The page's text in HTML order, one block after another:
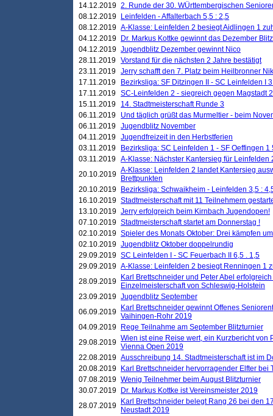
14.12.2019 2. Runde der 30. WÜrttembergischen
08.12.2019
Leinfelden - Affalterbach 5,5 : 2,5
08.12.2019 A-Klasse: Leinfelden 2 besiegt Aidlingen 1
04.12.2019
Dr. Markus Kottke gewinnt das Dezember
04.12.2019 Jugendblitz Dezember gewinnt Nico
28.11.2019 Vorstand für die nächsten 2 Jahre bestätigt
23.11.2019 Jerry schafft den 7. Platz beim Heilbronner
17.11.2019
Bezirksliga: SF Ditzingen II - SC Leinfelden I
17.11.2019 SC-Leinfelden 2 - siegreich gegen Magstadt 2
15.11.2019
14. Stadtmeisterschaft Runde 3
06.11.2019
Und täglich grüßt das Murmeltier - beim
06.11.2019 Jugendblitz November
04.11.2019 Jugendfreizeit in den Herbstferien
03.11.2019
Bezirksliga: SC Leinfelden 1 - SF Oeffingen 1
03.11.2019 A-Klasse: Nächster Kantersieg für Leinfelden
20.10.2019 A-Klasse: Leinfelden 2 landet Kantersieg
Brettpunkten
20.10.2019
Bezirksliga: Schwaikheim - Leinfelden 3,5 :
16.10.2019 Stadtmeisterschaft mit 11 Teilnehmern
13.10.2019 Jerry erfolgreich beim Kirnbach Jugendopen!
07.10.2019 Stadtmeisterschaft startet am Donnerstag !
02.10.2019 Spieler des Monats Oktober: Drei kämpfen
02.10.2019 Jugendblitz Oktober doppelrundig
29.09.2019 SC Leinfelden I - SC Feuerbach II 6,5 . 1,5
29.09.2019 A-Klasse: Leinfelden 2 besiegt Renningen 1
28.09.2019
Karl Brettschneider und Peter Abel
Einzelmeisterschaft von Schleswig-Holstein
23.09.2019 Jugendblitz September
06.09.2019
Karl Brettschneider gewinnt Offenes
Vaihingen-Rohr 2019
04.09.2019
Rege Teilnahme am September Blitzturnier
29.08.2019 Wien ist eine Reise wert, ein Kurzbericht von
Vienna Open 2019
22.08.2019 Ausschreibung 14. Stadtmeisterschaft ist im
20.08.2019
Karl Brettschneider hervorragender Elfter bei
07.08.2019 Wenig Teilnehmer beim August Blitzturnier
30.07.2019
Dr. Markus Kottke ist Vereinsmeister 2019
28.07.2019
Karl Brettschneider belegt Rang 26 bei den
Neustadt 2019